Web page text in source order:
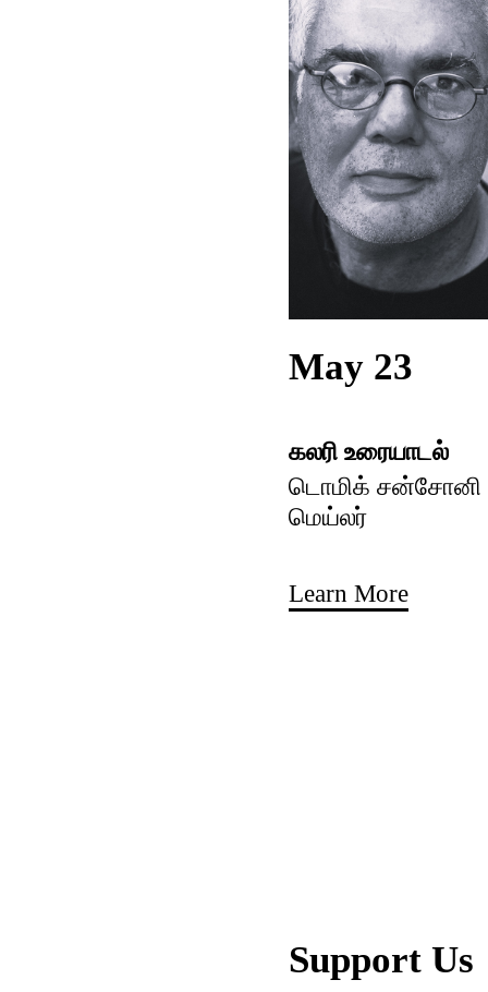
May 23
கலரி உரையாடல்
டொமிக் சன்சோனி
மெய்லர்
Learn More
Support Us